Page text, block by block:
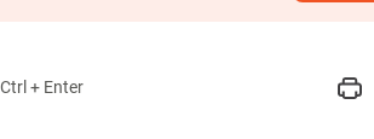
+ Enter